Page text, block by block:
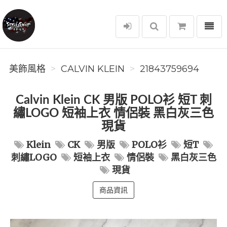
美飾風格
選單
美飾風格 CALVIN KLEIN 21843759694
Calvin Klein CK 男版 POLO衫 短T 刺
繡LOGO 短袖上衣 情侶裝 黑白灰三色
現貨
Klein CK 男版 POLO衫
短T
刺繡LOGO
短袖上衣 情侶裝
黑白灰三色
現貨
商品資訊